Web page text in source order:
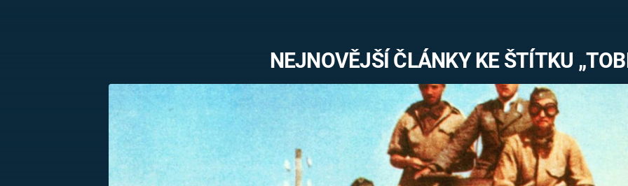
STAROVĚKÝ EGYPT MARS
VÁLEČNÉ
Výročí
Záhady a
NEJNOVĚJŠÍ ČLÁNKY KE ŠTÍTKU